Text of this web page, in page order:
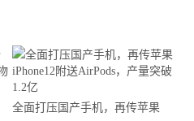
全面打压国产手机，再传苹果